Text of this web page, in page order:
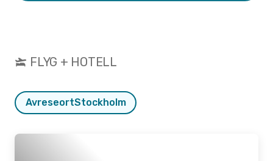
FLYG + HOTELL
AvreseortStockholm